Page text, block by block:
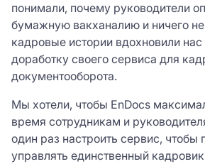
понимали, почему руководители
бумажную вакханалию и ничего
кадровые истории вдохновили
доработку своего сервиса для
документооборота.
Мы хотели, чтобы EnDocs
время сотрудникам и
один раз настроить сервис, чтобы
управлять единственный